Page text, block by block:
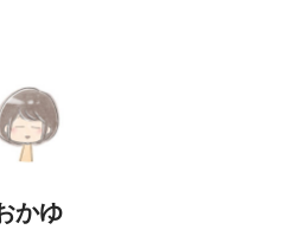
かゆ